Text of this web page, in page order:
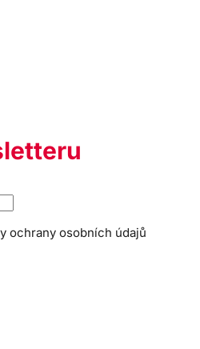
ochrany osobních údajů